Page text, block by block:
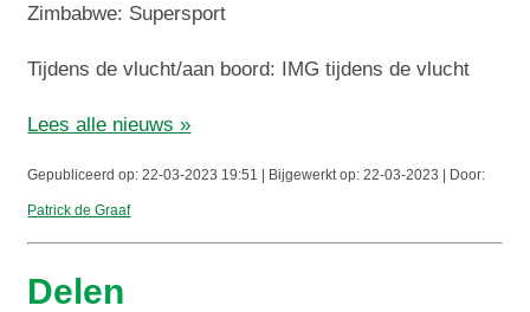
Zimbabwe: Supersport
Tijdens de vlucht/aan boord: IMG tijdens de vlucht
Lees alle nieuws »
Gepubliceerd op: 22-03-2023 19:51 | Bijgewerkt op: 22-03-2023 | Door:
Patrick de Graaf
Delen